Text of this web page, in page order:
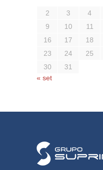
2
3 4
9
10 11
16
17 18
23
24 25
30
31
« set